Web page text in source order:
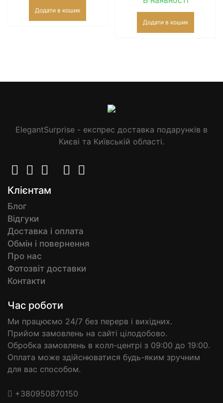
Додати в кошик
Додати в кошик
ElegantSurprise - експрес доставка подарунків в
Києві та Київській області.
Клієнтам
Блог
Відгуки
Доставка і оплата
Обмін і повернення
Про нас
Фотозвіт доставки
Контакти
Час роботи
Ми працюємо 24/7 без перерв і вихідних.
Прийом замовлень на сайті цілодобово.
Обробка замовлень в колл-центрі з 09:00 до 19:00.
Оплата може здійснюватися будь-яким зручним
для вас способом.
+380950870150